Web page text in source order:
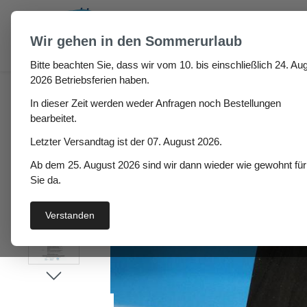
Hauptinhalt springen
Zur Suche springen
Fugen & Spalt Rechteck- und Quadratprofile
Gummi Quadratschnur
Bildergalerie überspringen
Wir gehen in den Sommerurlaub
Bitte beachten Sie, dass wir vom 10. bis einschließlich 24.
2026 Betriebsferien haben.
In dieser Zeit werden weder Anfragen noch Bestellungen
bearbeitet.
Letzter Versandtag ist der 07. August 2026.
Ab dem 25. August 2026 sind wir dann wieder wie gewohnt für
Sie da.
Verstanden